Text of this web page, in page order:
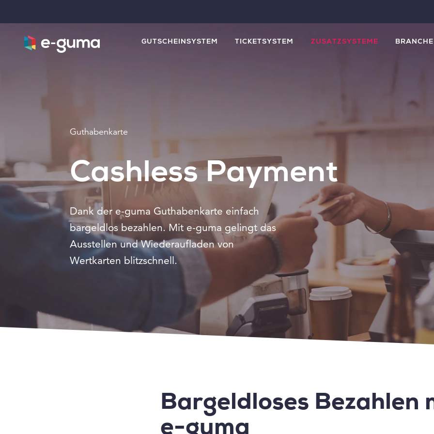
GUTSCHEINSYSTEM TICKETSYSTEM ZUSATZSYSTEME
Guthabenkarte
Cashless Payment
Dank der e-guma Guthabenkarte einfach
bargeldlos bezahlen. Mit e-guma gelingt das
Ausstellen und Wiederaufladen von
Wertkarten blitzschnell.
Bargeldloses Bezahlen
e-guma